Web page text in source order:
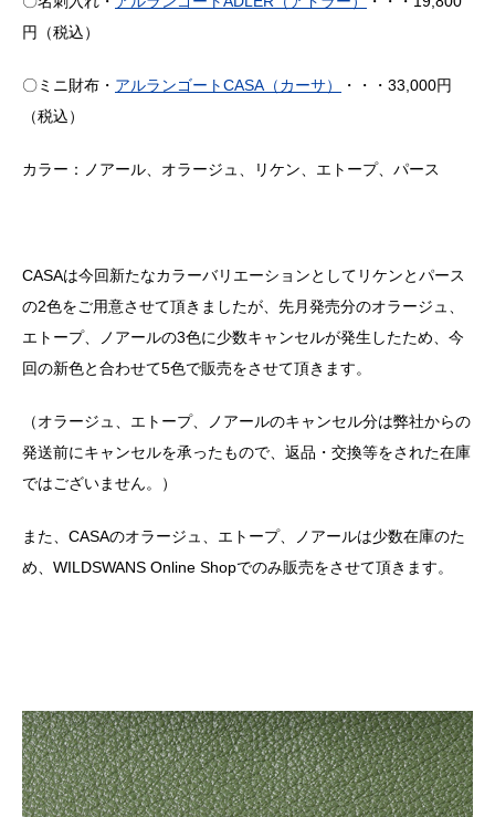
円（税込）
〇ミニ財布・ アルランゴートCASA （カーサ） ・・・ 33,000円
（税込）
カラー：ノアール、オラージュ、リケン、エトープ、パース
CASAは今回新たなカラーバリエーションとしてリケンとパース
の2色をご用意させて頂きましたが、先月発売分のオラージュ、
エトープ、ノアールの3色に少数キャンセルが発生したため、今
回の新色と合わせて5色で販売をさせて頂きます。
（オラージュ、エトープ、ノアールのキャンセル分は弊社からの
発送前にキャンセルを承ったもので、返品・交換等をされた在庫
ではございません。）
また、 CASAのオラージュ、エトープ、ノアールは少数在庫のた
め、 WILDSWANS Online Shopでのみ販売をさせて頂きます。